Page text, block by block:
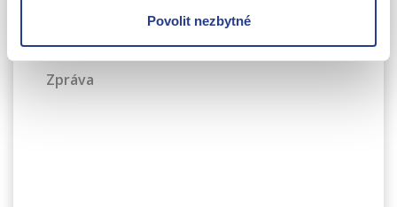
Povolit nezbytné
Zpráva